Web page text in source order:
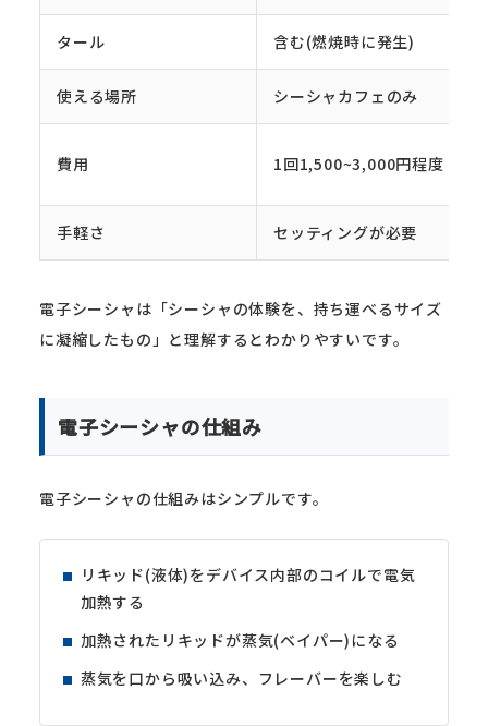
タール 含む(燃焼時に発生)
使える場所 シーシャカフェのみ
費用 1回1,500~3,000円程度
手軽さ セッティングが必要
電子シーシャは「シーシャの体験を、持ち運べるサイズ
に凝縮したもの」と理解するとわかりやすいです。
電子シーシャの仕組み
電子シーシャの仕組みはシンプルです。
リキッド(液体)をデバイス内部のコイルで電気
加熱する
加熱されたリキッドが蒸気(ベイパー)になる
蒸気を口から吸い込み、フレーバーを楽しむ